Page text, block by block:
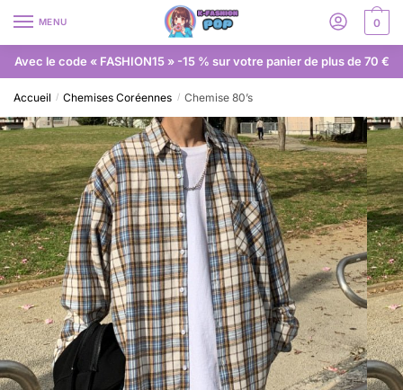
MENU 0
Avec le code « FASHION15 » -15 % sur votre panier de plus de 70 €
Accueil / Chemises Coréennes / Chemise 80’s